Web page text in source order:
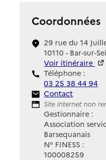
Coordonnées
29 rue du 14
10110 - Bar-sur-
Voir itinéraire
Téléphone :
03 25 38 44 94
Contact
Contact
Site Internet
Site internet non
Gestionnaire :
Association
Barsequanais
N° FINESS :
100008259